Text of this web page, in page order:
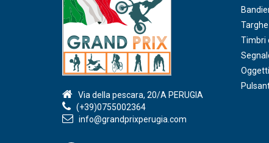
Via della pescara, 20/A PERUGIA
(+39)0755002364
info@grandprixperugia.com
Timbri